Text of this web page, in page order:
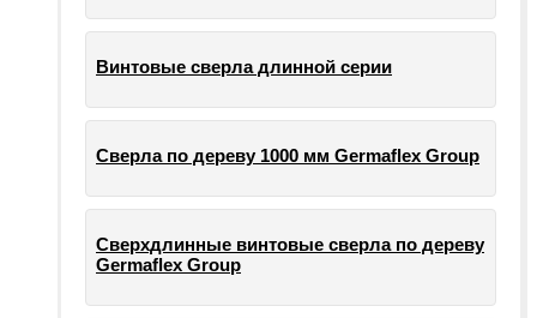
Винтовые сверла длинной серии
Сверла по дереву 1000 мм Germaflex Group
Сверхдлинные винтовые сверла по дереву
Germaflex Group